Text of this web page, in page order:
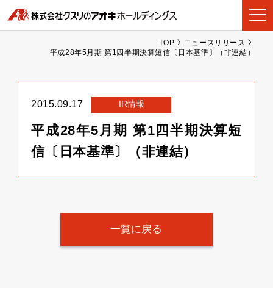
TOP
ニュースリリース
平成28年5月期 第1四半期決算短信〔日本基準〕（非連結）
2015.09.17 IR情報
平成28年5月期 第1四半期決算短
信〔日本基準〕（非連結）
一覧に戻る